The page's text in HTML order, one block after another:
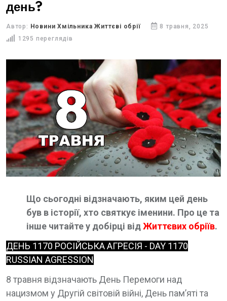
день?
Автор: Новини Хмільника Життєві обрії
8 травня, 2025
1295 переглядів
Що сьогодні відзначають, яким цей день
був в історії, хто святкує іменини. Про це та
інше читайте у добірці відЖиттєвих обріїв.
ДЕНЬ 1170 РОСІЙСЬКА АГРЕСІЯ - DAY 1170
RUSSIAN AGRESSION
8 травня відзначають День Перемоги над
нацизмом у Другій світовій війні, День пам’яті та